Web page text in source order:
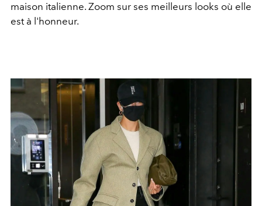
maison italienne. Zoom sur ses meilleurs looks où elle
est à l'honneur.